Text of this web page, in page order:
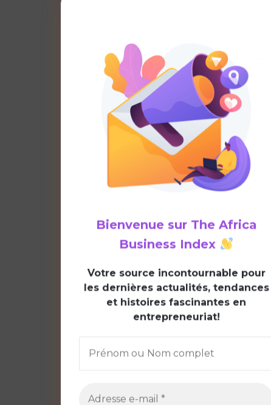
Bienvenue surThe Africa
Business Index
Votre source incontournable pour
les dernières actualités, tendances
et histoires fascinantes en
entrepreneuriat!